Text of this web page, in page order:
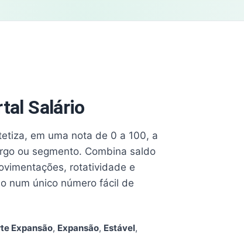
Salário
em uma nota de 0 a 100, a
ou segmento. Combina saldo
rotatividade e
num único número fácil de
Expansão, Expansão, Estável,